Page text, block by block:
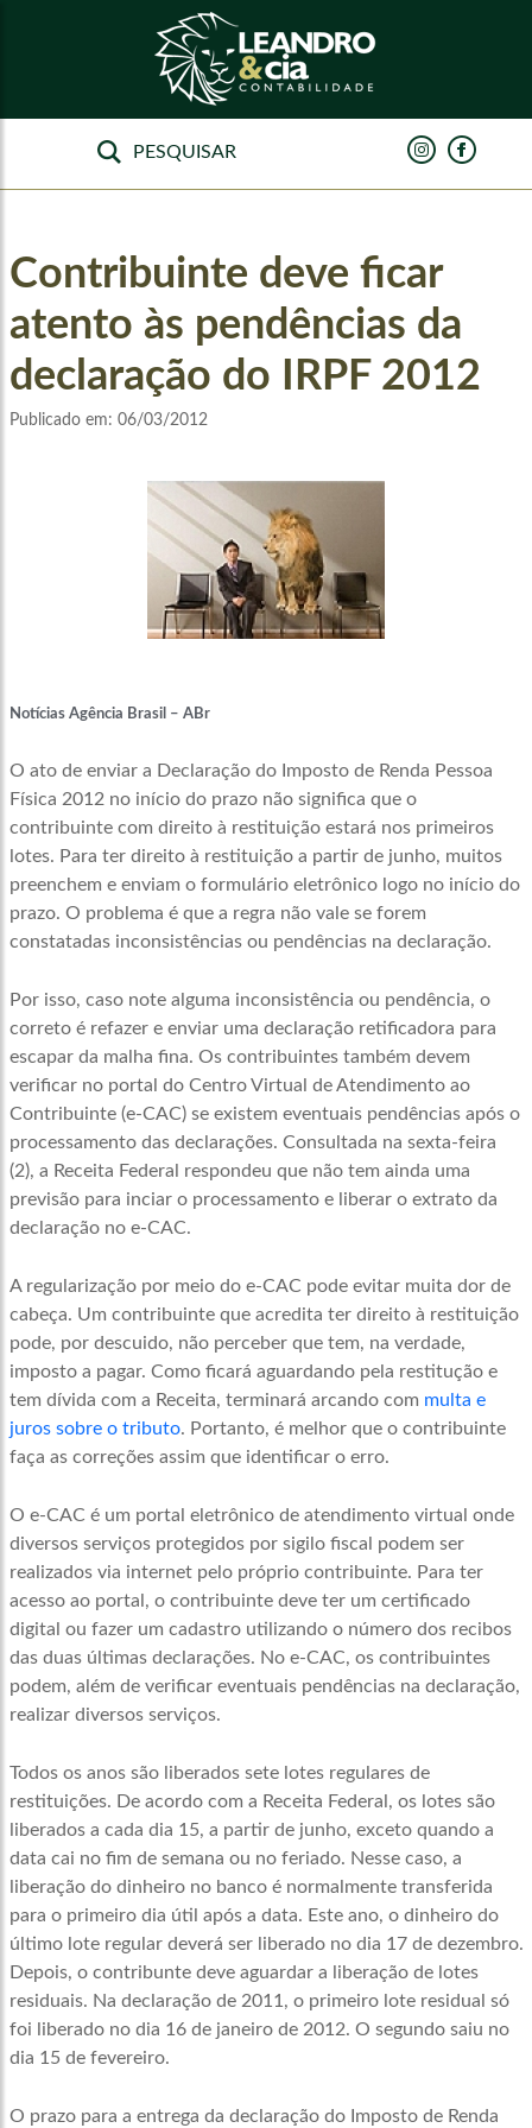
Contribuinte deve ficar
atento às pendências da
declaração do IRPF 2012
Publicado em: 06/03/2012
Notícias Agência Brasil – ABr
O ato de enviar a Declaração do Imposto de Renda Pessoa
Física 2012 no início do prazo não significa que o
contribuinte com direito à restituição estará nos primeiros
lotes. Para ter direito à restituição a partir de junho, muitos
preenchem e enviam o formulário eletrônico logo no início do
prazo. O problema é que a regra não vale se forem
constatadas inconsistências ou pendências na declaração.
Por isso, caso note alguma inconsistência ou pendência, o
correto é refazer e enviar uma declaração retificadora para
escapar da malha fina. Os contribuintes também devem
verificar no portal do Centro Virtual de Atendimento ao
Contribuinte (e-CAC) se existem eventuais pendências após o
processamento das declarações. Consultada na sexta-feira
(2), a Receita Federal respondeu que não tem ainda uma
previsão para inciar o processamento e liberar o extrato da
declaração no e-CAC.
A regularização por meio do e-CAC pode evitar muita dor de
cabeça. Um contribuinte que acredita ter direito à restituição
pode, por descuido, não perceber que tem, na verdade,
imposto a pagar. Como ficará aguardando pela restitução e
tem dívida com a Receita, terminará arcando com multa e
juros sobre o tributo. Portanto, é melhor que o contribuinte
faça as correções assim que identificar o erro.
O e-CAC é um portal eletrônico de atendimento virtual onde
diversos serviços protegidos por sigilo fiscal podem ser
realizados via internet pelo próprio contribuinte. Para ter
acesso ao portal, o contribuinte deve ter um certificado
digital ou fazer um cadastro utilizando o número dos recibos
das duas últimas declarações. No e-CAC, os contribuintes
podem, além de verificar eventuais pendências na declaração,
realizar diversos serviços.
Todos os anos são liberados sete lotes regulares de
restituições. De acordo com a Receita Federal, os lotes são
liberados a cada dia 15, a partir de junho, exceto quando a
data cai no fim de semana ou no feriado. Nesse caso, a
liberação do dinheiro no banco é normalmente transferida
para o primeiro dia útil após a data. Este ano, o dinheiro do
último lote regular deverá ser liberado no dia 17 de dezembro.
Depois, o contribunte deve aguardar a liberação de lotes
residuais. Na declaração de 2011, o primeiro lote residual só
foi liberado no dia 16 de janeiro de 2012. O segundo saiu no
dia 15 de fevereiro.
O prazo para a entrega da declaração do Imposto de Renda